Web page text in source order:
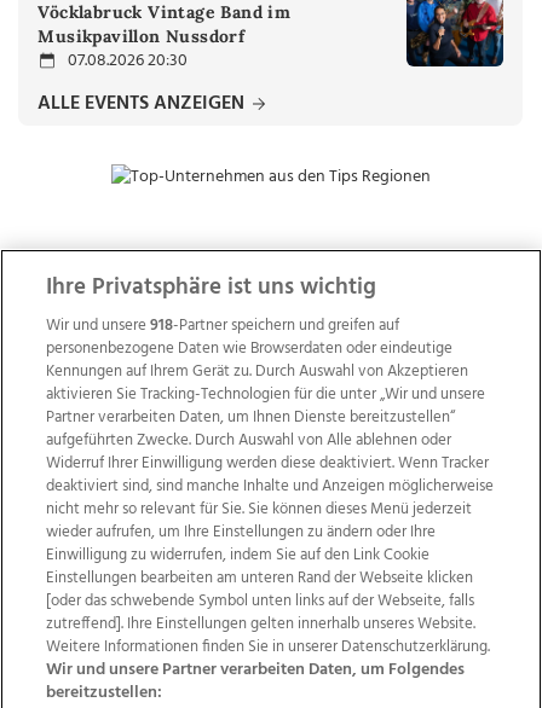
Vöcklabruck Vintage Band im
Musikpavillon Nussdorf
07.08.2026 20:30
ALLE EVENTS ANZEIGEN
ZUR NACHRICHTENÜBERSICHT
Wir über uns Mediadaten Kontakt
Jobs
Datenschutz
Impressum
AGB Anzeigekunden
AGB Website
Ehrenkodex Politische Werbung
Ihre Privatsphäre ist uns wichtig
Wir und unsere918-Partner speichern und greifen auf
personenbezogene Daten wie Browserdaten oder eindeutige
Kennungen auf Ihrem Gerät zu. Durch Auswahl von Akzeptieren
aktivieren Sie Tracking-Technologien für die unter „Wir und unsere
Partner verarbeiten Daten, um Ihnen Dienste bereitzustellen“
aufgeführten Zwecke. Durch Auswahl von Alle ablehnen oder
Widerruf Ihrer Einwilligung werden diese deaktiviert. Wenn Tracker
deaktiviert sind, sind manche Inhalte und Anzeigen möglicherweise
nicht mehr so relevant für Sie. Sie können dieses Menü jederzeit
wieder aufrufen, um Ihre Einstellungen zu ändern oder Ihre
Einwilligung zu widerrufen, indem Sie auf den Link Cookie
Einstellungen bearbeiten am unteren Rand der Webseite klicken
[oder das schwebende Symbol unten links auf der Webseite, falls
zutreffend]. Ihre Einstellungen gelten innerhalb unseres Website.
Weitere Informationen finden Sie in unserer Datenschutzerklärung.
Wir und unsere Partner verarbeiten Daten, um Folgendes
bereitzustellen: